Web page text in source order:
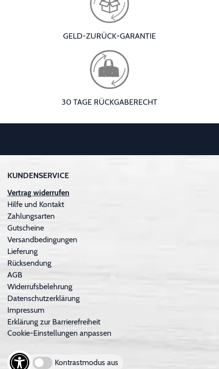
GELD-ZURÜCK-GARANTIE
30 TAGE RÜCKGABERECHT
KUNDENSERVICE
Vertrag widerrufen
Hilfe und Kontakt
Zahlungsarten
Gutscheine
Versandbedingungen
Lieferung
Rücksendung
AGB
Widerrufsbelehrung
Datenschutzerklärung
Impressum
Erklärung zur Barrierefreiheit
Cookie-Einstellungen anpassen
Kontrastmodus aus